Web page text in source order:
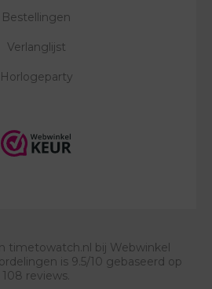
Bestellingen
Verlanglijst
Horlogeparty
timetowatch.nl bij Webwinkel
is 9.5/10 gebaseerd op
108 reviews.